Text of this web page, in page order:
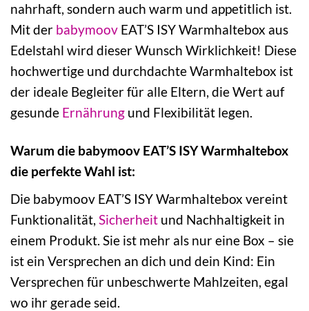
nahrhaft, sondern auch warm und appetitlich ist.
Mit der babymoov EAT’S ISY Warmhaltebox aus
Edelstahl wird dieser Wunsch Wirklichkeit! Diese
hochwertige und durchdachte Warmhaltebox ist
der ideale Begleiter für alle Eltern, die Wert auf
gesunde Ernährung und Flexibilität legen.
Warum die babymoov EAT’S ISY Warmhaltebox
die perfekte Wahl ist:
Die babymoov EAT’S ISY Warmhaltebox vereint
Funktionalität, Sicherheit und Nachhaltigkeit in
einem Produkt. Sie ist mehr als nur eine Box – sie
ist ein Versprechen an dich und dein Kind: Ein
Versprechen für unbeschwerte Mahlzeiten, egal
wo ihr gerade seid.